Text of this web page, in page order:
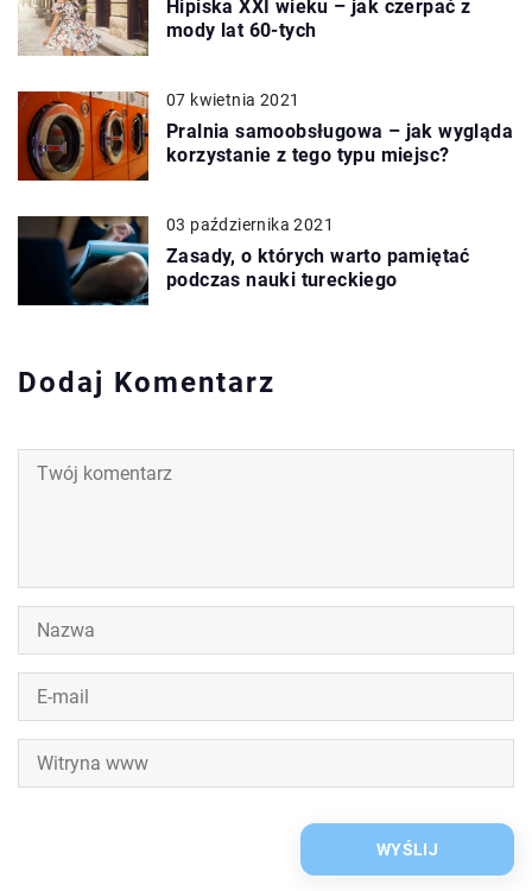
Hipiska XXI wieku – jak czerpać z
mody lat 60-tych
07 kwietnia 2021
Pralnia samoobsługowa – jak wygląda
korzystanie z tego typu miejsc?
03 października 2021
Zasady, o których warto pamiętać
podczas nauki tureckiego
Dodaj Komentarz